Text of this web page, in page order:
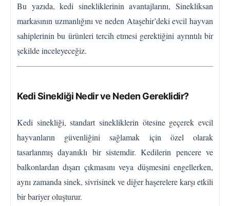
Bu yazıda, kedi sinekliklerinin avantajlarını, Sinekliksan
markasının uzmanlığını ve neden Ataşehir’deki evcil hayvan
sahiplerinin bu ürünleri tercih etmesi gerektiğini ayrıntılı bir
şekilde inceleyeceğiz.
Kedi Sinekliği Nedir ve Neden Gereklidir?
Kedi sinekliği, standart sinekliklerin ötesine geçerek evcil
hayvanların güvenliğini sağlamak için özel olarak
tasarlanmış dayanıklı bir sistemdir. Kedilerin pencere ve
balkonlardan dışarı çıkmasını veya düşmesini engellerken,
aynı zamanda sinek, sivrisinek ve diğer haşerelere karşı etkili
bir bariyer oluşturur.